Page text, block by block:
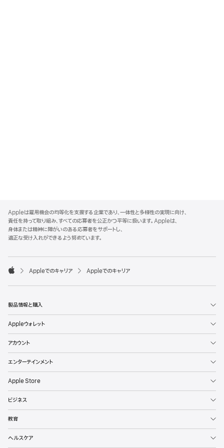
p
p
l
e
o
t
Appleは雇用機会の均等化を支援する企業であり、一体性と多様性の実現に向け、
責任を持って取り組み、すべての応募者を公正かつ平等に扱います。Appleは、
身体または精神に障がいのある応募者をサポートし、
適正な受け入れができるよう努めています。

p
l
Appleでのキャリア Appleでのキャリア
製品情報と購入
Appleウォレット
アカウント
エンターテインメント
Apple Store
ビジネス
教育
ヘルスケア